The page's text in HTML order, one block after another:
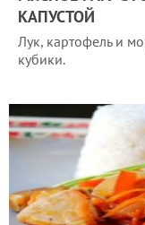
КАПУСТОЙ
Лук, картофель и
кубики.